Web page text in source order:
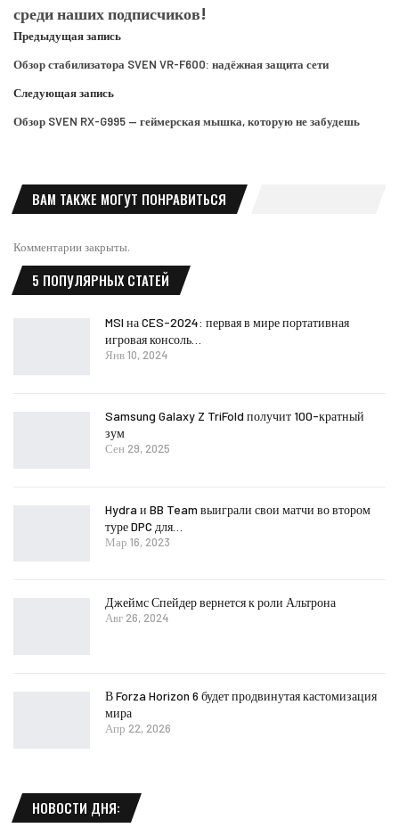
среди наших подписчиков!
Предыдущая запись
Обзор стабилизатора SVEN VR-F600: надёжная защита сети
Следующая запись
Обзор SVEN RX-G995 — геймерская мышка, которую не забудешь
ВАМ ТАКЖЕ МОГУТ ПОНРАВИТЬСЯ
Комментарии закрыты.
5 ПОПУЛЯРНЫХ СТАТЕЙ
MSI на CES-2024: первая в мире портативная
игровая консоль…
Янв 10, 2024
Samsung Galaxy Z TriFold получит 100-кратный
зум
Сен 29, 2025
Hydra и BB Team выиграли свои матчи во втором
туре DPC для…
Мар 16, 2023
Джеймс Спейдер вернется к роли Альтрона
Авг 26, 2024
В Forza Horizon 6 будет продвинутая кастомизация
мира
Апр 22, 2026
НОВОСТИ ДНЯ: